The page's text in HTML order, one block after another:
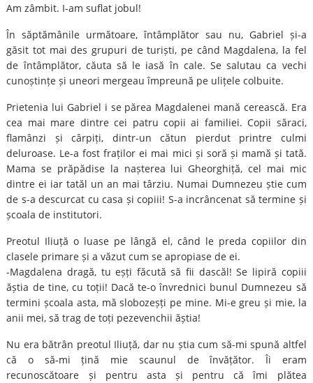
Am zâmbit. I-am suflat jobul!
În săptămânile următoare, întâmplător sau nu, Gabriel și-a
găsit tot mai des grupuri de turiști, pe când Magdalena, la fel
de întâmplător, căuta să le iasă în cale. Se salutau ca vechi
cunoștințe și uneori mergeau împreună pe ulițele colbuite.
Prietenia lui Gabriel i se părea Magdalenei mană cerească. Era
cea mai mare dintre cei patru copii ai familiei. Copii săraci,
flamânzi și cârpiți, dintr-un cătun pierdut printre culmi
deluroase. Le-a fost fraților ei mai mici și soră și mamă și tată.
Mama se prăpădise la nașterea lui Gheorghiță, cel mai mic
dintre ei iar tatăl un an mai târziu. Numai Dumnezeu știe cum
de s-a descurcat cu casa și copiii! S-a incrâncenat să termine și
școala de institutori.
Preotul Iliuță o luase pe lângă el, când le preda copiilor din
clasele primare și a văzut cum se apropiase de ei.
-Magdalena dragă, tu eșți făcută să fii dascăl! Se lipiră copiii
ăștia de tine, cu toții! Dacă te-o învrednici bunul Dumnezeu să
termini școala asta, mă slobozeșți pe mine. Mi-e greu și mie, la
anii mei, să trag de toți pezevenchii ăștia!
Nu era bătrân preotul Iliuță, dar nu știa cum să-mi spună altfel
că o să-mi țină mie scaunul de învățător. Îi eram
recunoscătoare și pentru asta și pentru că îmi plătea